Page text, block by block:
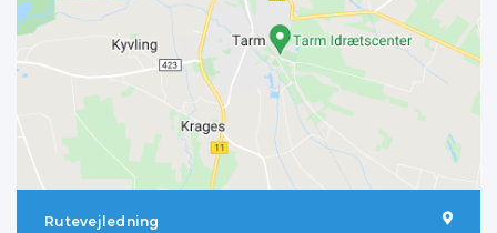
Rutevejledning